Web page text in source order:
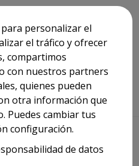
personalizar el
el tráfico y ofrecer
compartimos
con nuestros partners
quienes pueden
otra información que
Puedes cambiar tus
configuración.
de datos
Pantalón y Top